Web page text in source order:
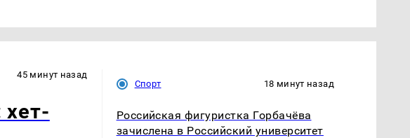
45 минут назад
Спорт 18 минут назад
Российская фигуристка Горбачёва
зачислена в Российский университет